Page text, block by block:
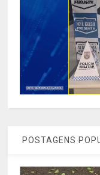
POSTAGENS